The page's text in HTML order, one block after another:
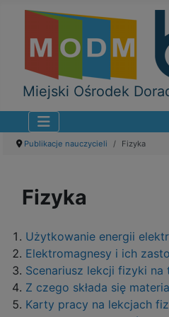
Miejski Ośrodek
Publikacje nauczycieli Fizyka
Fizyka
Użytkowanie energii
Elektromagnesy i ich
Scenariusz lekcji fizyki
Z czego składa się
Karty pracy na lekcjach